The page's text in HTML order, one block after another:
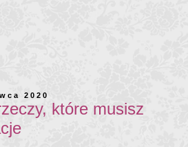
2020
które musisz